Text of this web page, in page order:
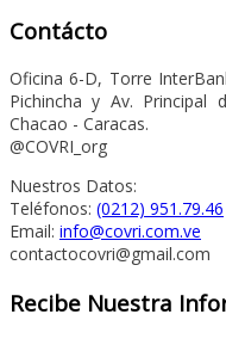
Contácto
Oficina 6-D, Torre
Pichincha y Av. Principal
Chacao - Caracas.
@COVRI_org
Nuestros Datos:
Teléfonos: (0212) 951.79.46
Email: info@covri.com.ve
contactocovri@gmail.com
Recibe Nuestra